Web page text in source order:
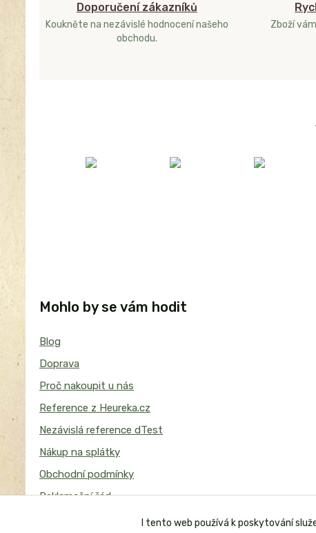
Doporučení zákazníků
Koukněte na nezávislé hodnocení našeho
obchodu.
Zboží
Mohlo by se vám hodit
Blog
Doprava
Proč nakoupit u nás
Reference z Heureka.cz
Nezávislá reference dTest
Nákup na splátky
Obchodní podmínky
Reklamační řád
I tento web používá k poskytování